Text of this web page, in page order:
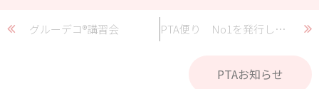
グルーデコ®講習会 PTA便り No1を発行しました
PTAお知らせ